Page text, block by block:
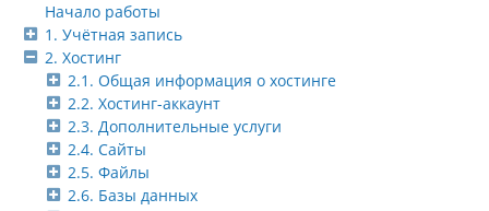
Начало работы
1. Учётная запись
2. Хостинг
2.1. Общая информация о хостинге
2.2. Хостинг-аккаунт
2.3. Дополнительные услуги
2.4. Сайты
2.5. Файлы
2.6. Базы данных